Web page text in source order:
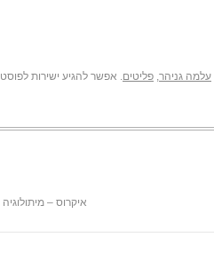
עלמה גניהר, פליטים. אפשר להגיע ישירות לפוסט
איקרוס – מיתולוגיה